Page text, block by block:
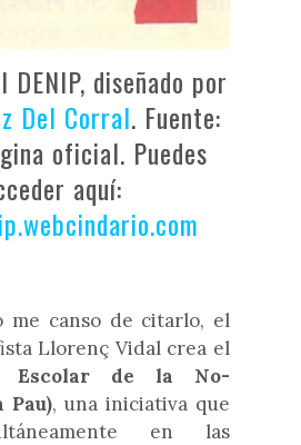
DENIP, diseñado por
Del Corral. Fuente:
oficial. Puedes
aquí:
me canso de citarlo, el
Llorenç Vidal crea el
Escolar de la No-
, una iniciativa que
en las